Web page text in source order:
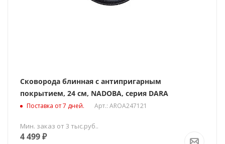
Сковорода блинная с антипригарным
покрытием, 24 см, NADOBA, серия DARA
Поставка от 7 дней. Арт.: AROA247121
Мин. заказ от 3 тыс.руб..
4 499₽